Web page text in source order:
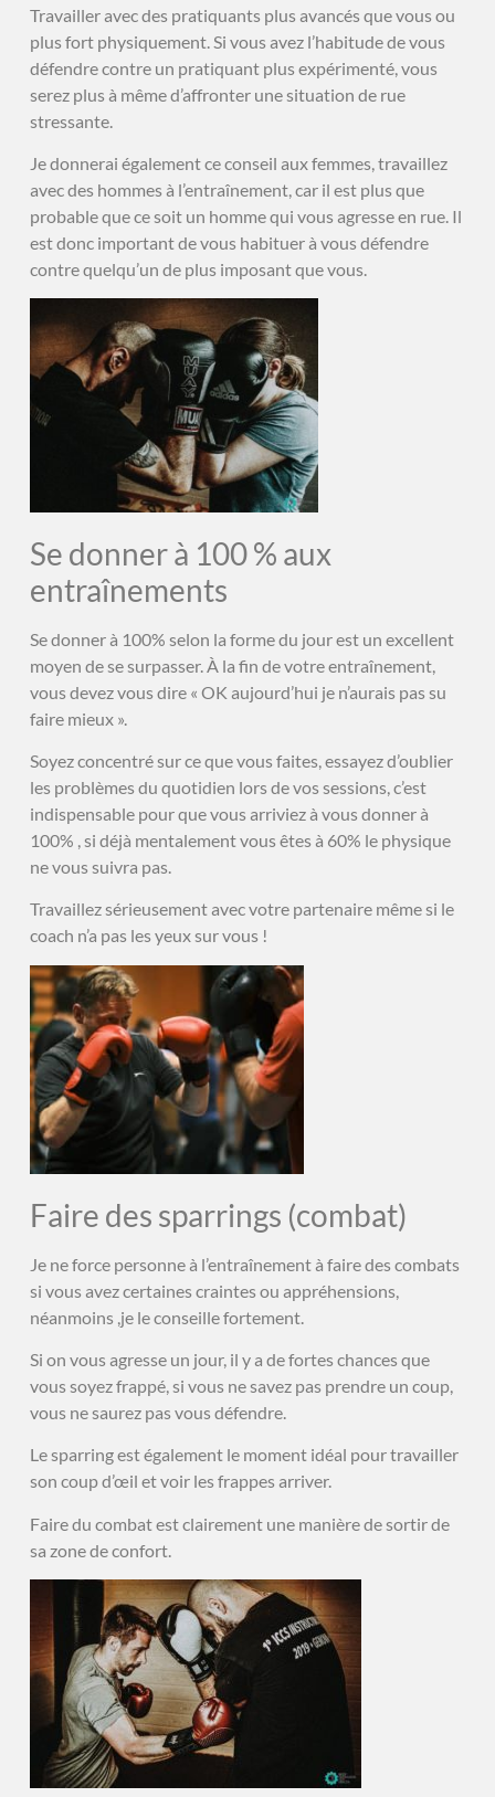
Travailler avec des pratiquants plus avancés que vous ou
plus fort physiquement. Si vous avez l’habitude de vous
défendre contre un pratiquant plus expérimenté, vous
serez plus à même d’affronter une situation de rue
stressante.
Je donnerai également ce conseil aux femmes, travaillez
avec des hommes à l’entraînement, car il est plus que
probable que ce soit un homme qui vous agresse en rue. Il
est donc important de vous habituer à vous défendre
contre quelqu’un de plus imposant que vous.
Se donner à 100 % aux
entraînements
Se donner à 100% selon la forme du jour est un excellent
moyen de se surpasser. À la fin de votre entraînement,
vous devez vous dire « OK aujourd’hui je n’aurais pas su
faire mieux ».
Soyez concentré sur ce que vous faites, essayez d’oublier
les problèmes du quotidien lors de vos sessions, c’est
indispensable pour que vous arriviez à vous donner à
100% , si déjà mentalement vous êtes à 60% le physique
ne vous suivra pas.
Travaillez sérieusement avec votre partenaire même si le
coach n’a pas les yeux sur vous !
Faire des sparrings (combat)
Je ne force personne à l’entraînement à faire des combats
si vous avez certaines craintes ou appréhensions,
néanmoins ,je le conseille fortement.
Si on vous agresse un jour, il y a de fortes chances que
vous soyez frappé, si vous ne savez pas prendre un coup,
vous ne saurez pas vous défendre.
Le sparring est également le moment idéal pour travailler
son coup d’œil et voir les frappes arriver.
Faire du combat est clairement une manière de sortir de
sa zone de confort.